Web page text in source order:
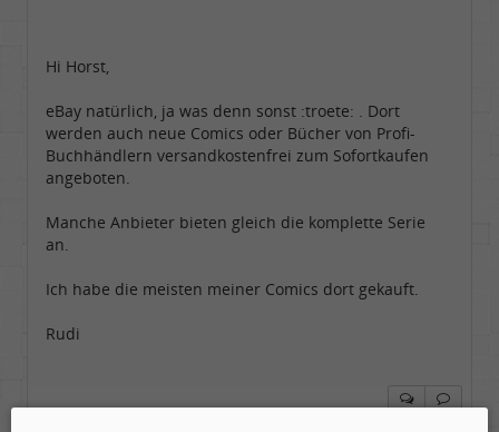
Hi Horst,
eBay natürlich, ja was denn sonst :troete: . Dort
werden auch neue Comics oder Bücher von Profi-
Buchhändlern versandkostenfrei zum Sofortkaufen
angeboten.
Manche Anbieter bieten gleich die komplette Serie
an.
Ich habe die meisten meiner Comics dort gekauft.
Rudi